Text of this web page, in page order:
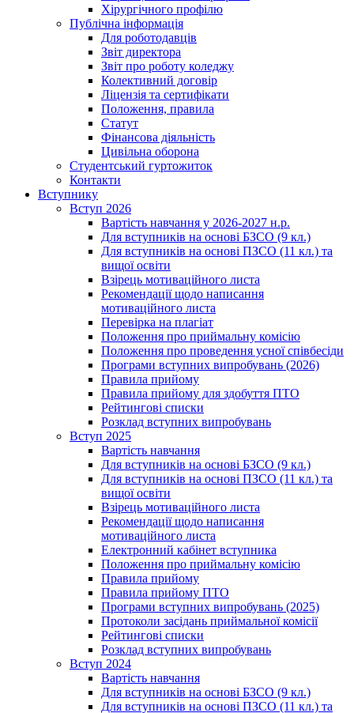
Хірургічного профілю
Публічна інформація
Для роботодавців
Звіт директора
Звіт про роботу коледжу
Колективний договір
Ліцензія та сертифікати
Положення, правила
Статут
Фінансова діяльність
Цивільна оборона
Студентський гуртожиток
Контакти
Вступнику
Вступ 2026
Вартість навчання у 2026-2027 н.р.
Для вступників на основі БЗСО (9 кл.)
Для вступників на основі ПЗСО (11 кл.) та
вищої освіти
Взірець мотиваційного листа
Рекомендації щодо написання
мотиваційного листа
Перевірка на плагіат
Положення про приймальну комісію
Положення про проведення усної співбесіди
Програми вступних випробувань (2026)
Правила прийому
Правила прийому для здобуття ПТО
Рейтингові списки
Розклад вступних випробувань
Вступ 2025
Вартість навчання
Для вступників на основі БЗСО (9 кл.)
Для вступників на основі ПЗСО (11 кл.) та
вищої освіти
Взірець мотиваційного листа
Рекомендації щодо написання
мотиваційного листа
Електронний кабінет вступника
Положення про приймальну комісію
Правила прийому
Правила прийому ПТО
Програми вступних випробувань (2025)
Протоколи засідань приймальної комісії
Рейтингові списки
Розклад вступних випробувань
Вступ 2024
Вартість навчання
Для вступників на основі БЗСО (9 кл.)
Для вступників на основі ПЗСО (11 кл.) та